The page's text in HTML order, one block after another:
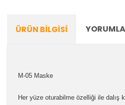
ÜRÜN BILGISI
M-05 Maske
Her yüze oturabilme özelliği ile dalış